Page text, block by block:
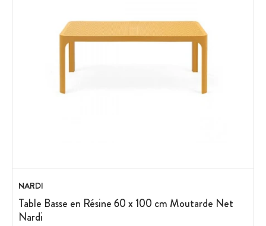
NARDI
Table Basse en Résine 60 x 100 cm Moutarde Net
Nardi